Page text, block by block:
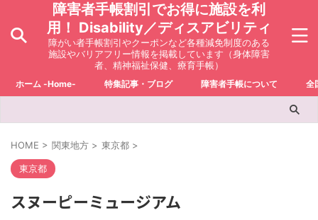
障害者手帳割引でお得に施設を利
用！ Disability／ディスアビリティ
障がい者手帳割引やクーポンなど各種減免制度のある
施設やバリアフリー情報を掲載しています（身体障害
者、精神福祉保健、療育手帳）
ホーム -Home- 特集記事・ブログ 障害者手帳について 全
HOME > 関東地方 > 東京都 >
東京都
スヌーピーミュージアム